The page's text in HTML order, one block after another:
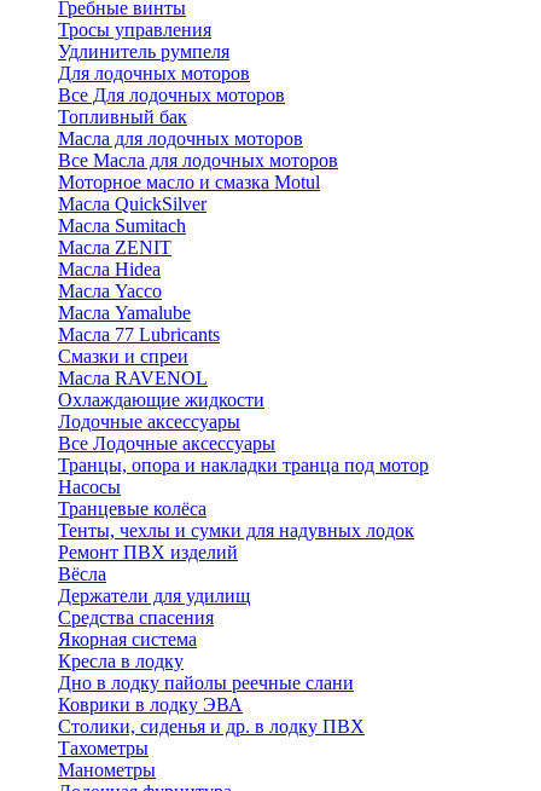
Гребные винты
Тросы управления
Удлинитель румпеля
Для лодочных моторов
Все Для лодочных моторов
Топливный бак
Масла для лодочных моторов
Все Масла для лодочных моторов
Моторное масло и смазка Motul
Масла QuickSilver
Масла Sumitach
Масла ZENIT
Масла Hidea
Масла Yacco
Масла Yamalube
Масла 77 Lubricants
Смазки и спреи
Масла RAVENOL
Охлаждающие жидкости
Лодочные аксессуары
Все Лодочные аксессуары
Транцы, опора и накладки транца под мотор
Насосы
Транцевые колёса
Тенты, чехлы и сумки для надувных лодок
Ремонт ПВХ изделий
Вёсла
Держатели для удилищ
Средства спасения
Якорная система
Кресла в лодку
Дно в лодку пайолы реечные слани
Коврики в лодку ЭВА
Столики, сиденья и др. в лодку ПВХ
Тахометры
Манометры